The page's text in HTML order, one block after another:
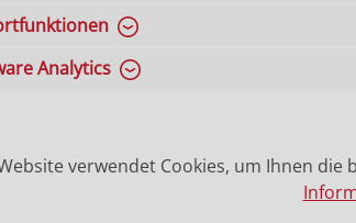
Analytics
verwendet Cookies, um Ihnen